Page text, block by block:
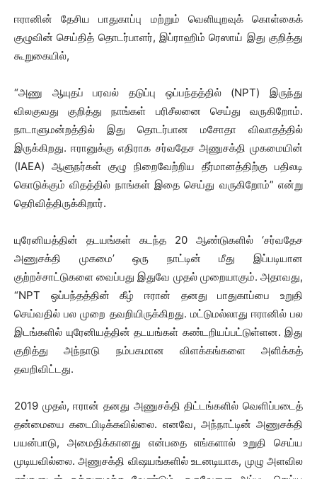
ஈரானின் தேசிய பாதுகாப்பு மற்றும் வெளியுறவுக் கொள்கைக்
குழுவின் செய்தித் தொடர்பாளர், இப்ராஹிம் ரெஸாய் இது குறித்து
கூறுகையில்,
“அணு ஆயுதப் பரவல் தடுப்பு ஒப்பந்தத்தில் (NPT) இருந்து
விலகுவது குறித்து நாங்கள் பரிசீலனை செய்து வருகிறோம்.
நாடாளுமன்றத்தில் இது தொடர்பான மசோதா விவாதத்தில்
இருக்கிறது. ஈரானுக்கு எதிராக சர்வதேச அணுசக்தி முகமையின்
(IAEA) ஆளுநர்கள் குழு நிறைவேற்றிய தீர்மானத்திற்கு பதிலடி
கொடுக்கும் விதத்தில் நாங்கள் இதை செய்து வருகிறோம்” என்று
தெரிவித்திருக்கிறார்.
யுரேனியத்தின் தடயங்கள் கடந்த 20 ஆண்டுகளில் ‘சர்வதேச
அணுசக்தி முகமை’ ஒரு நாட்டின் மீது இப்படியான
குற்றச்சாட்டுகளை வைப்பது இதுவே முதல் முறையாகும். அதாவது,
“NPT ஒப்பந்தத்தின் கீழ் ஈரான் தனது பாதுகாப்பை உறுதி
செய்வதில் பல முறை தவறியிருக்கிறது. மட்டுமல்லாது ஈரானில் பல
இடங்களில் யுரேனியத்தின் தடயங்கள் கண்டறியப்பட்டுள்ளன. இது
குறித்து அந்நாடு நம்பகமான விளக்கங்களை அளிக்கத்
தவறிவிட்டது.
2019 முதல், ஈரான் தனது அணுசக்தி திட்டங்களில் வெளிப்படைத்
தன்மையை கடைபிடிக்கவில்லை. எனவே, அந்நாட்டின் அணுசக்தி
பயன்பாடு, அமைதிக்கானது என்பதை எங்களால் உறுதி செய்ய
முடியவில்லை. அணுசக்தி விஷயங்களில் உடனடியாக, முழு அளவில